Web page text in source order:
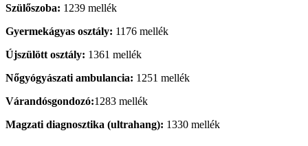
Szülőszoba: 1239 mellék
Gyermekágyas osztály: 1176 mellék
Újszülött osztály: 1361 mellék
Nőgyógyászati ambulancia: 1251 mellék
Várandósgondozó:1283 mellék
Magzati diagnosztika (ultrahang): 1330 mellék